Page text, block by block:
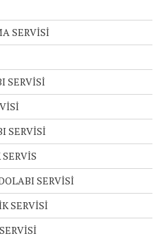
SERVİSİ
SERVİSİ
SERVİSİ
SERVİSİ
SERVİSİ